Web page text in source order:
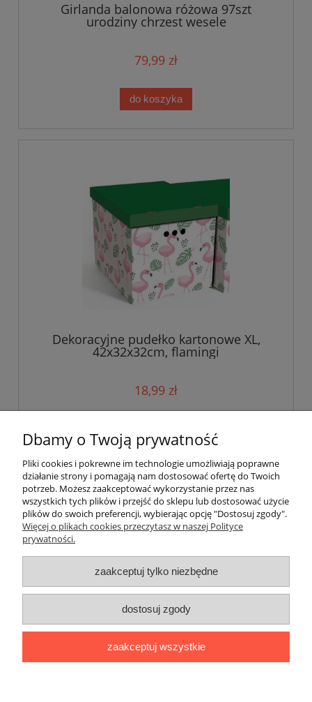
Girlanda balonowa różowa 97szt
urodziny chrzest wesele
79,99 zł
do koszyka
Dekoracyjne pudełko kartonowe XL,
42x32x32cm, flamingi
18,99 zł
Pomoc
Moje konto
Płatności i dostawa
Informacje
Dbamy o Twoją prywatność
Pliki cookies i pokrewne im technologie umożliwiają poprawne
działanie strony i pomagają nam dostosować ofertę do Twoich
potrzeb. Możesz zaakceptować wykorzystanie przez nas
wszystkich tych plików i przejść do sklepu lub dostosować użycie
plików do swoich preferencji, wybierając opcję "Dostosuj zgody".
Więcej o plikach cookies przeczytasz w naszej Polityce
prywatności.
zaakceptuj tylko niezbędne
dostosuj zgody
zaakceptuj wszystkie